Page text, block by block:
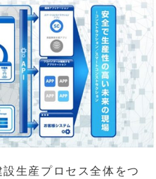
生産プロセス全体をつ